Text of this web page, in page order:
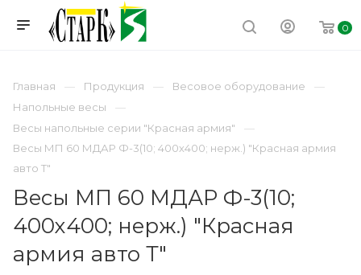
0
Главная Продукция
Весовое оборудование
Напольные весы
Весы напольные серии "Красная армия"
Весы МП 60 МДАР Ф-3(10; 400х400; нерж.) "Красная армия
авто Т"
Весы МП 60 МДАР Ф-3(10;
400х400; нерж.) "Красная
армия авто Т"